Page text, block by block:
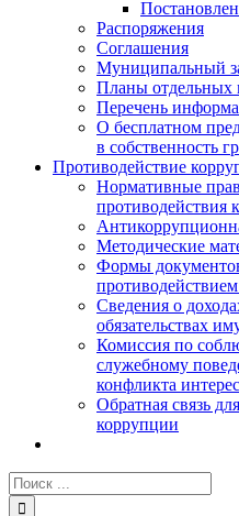
Распоряжения
Соглашения
Муниципальный
Планы отдельных
Перечень
О бесплатном
в собственность
Противодействие
Нормативные
противодействия
Методические
Формы
Сведения о
обязательствах
Комиссия по
служебному
конфликта
Обратная связь
коррупции
Результат
поиска: